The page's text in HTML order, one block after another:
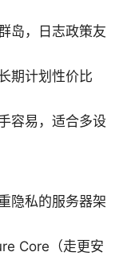
岛，日志政策友
期计划性价比
容易，适合多设
隐私的服务器架
Core（走更安